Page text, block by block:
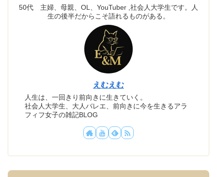
50代 主婦、母親、OL、YouTuber ,社会人大学生です。人
生の後半だからこそ語れるものがある。
えむえむ
人生は、一回きり前向きに生きていく。
社会人大学生、大人バレエ、前向きに今を生きるアラ
フィフ女子の雑記BLOG